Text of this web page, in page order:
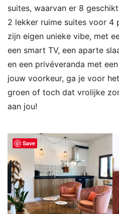
suites, waarvan er 8
2 lekker ruime suites voor 4
zijn eigen unieke vibe, met
een smart TV, een aparte
en een privéveranda met
jouw voorkeur, ga je voor
groen of toch dat vrolijke
aan jou!
Save